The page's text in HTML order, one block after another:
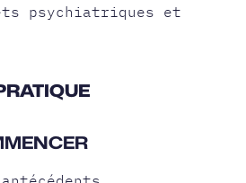
psychiatriques et